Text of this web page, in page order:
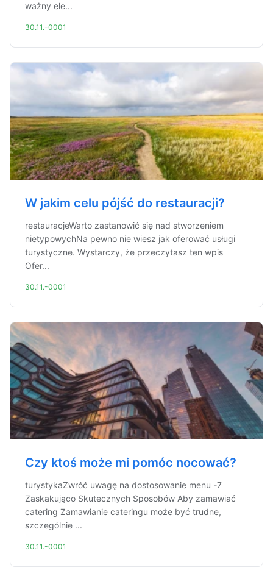
ważny ele...
30.11.-0001
W jakim celu pójść do restauracji?
restauracjeWarto zastanowić się nad stworzeniem
nietypowychNa pewno nie wiesz jak oferować usługi
turystyczne. Wystarczy, że przeczytasz ten wpis
Ofer...
30.11.-0001
Czy ktoś może mi pomóc nocować?
turystykaZwróć uwagę na dostosowanie menu -7
Zaskakująco Skutecznych Sposobów Aby zamawiać
catering Zamawianie cateringu może być trudne,
szczególnie ...
30.11.-0001